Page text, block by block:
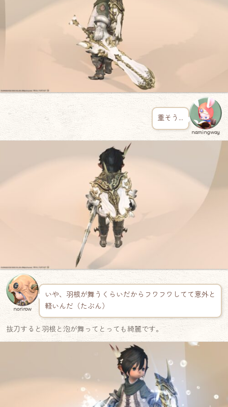
重そう…
namingway
norirow
いや、羽根が舞うくらいだからフワフワしてて意外と
軽いんだ（たぶん）
抜刀すると羽根と泡が舞ってとっても綺麗です。